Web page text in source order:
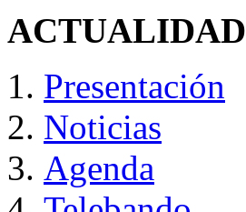
ACTUALIDAD
Presentación
Noticias
Agenda